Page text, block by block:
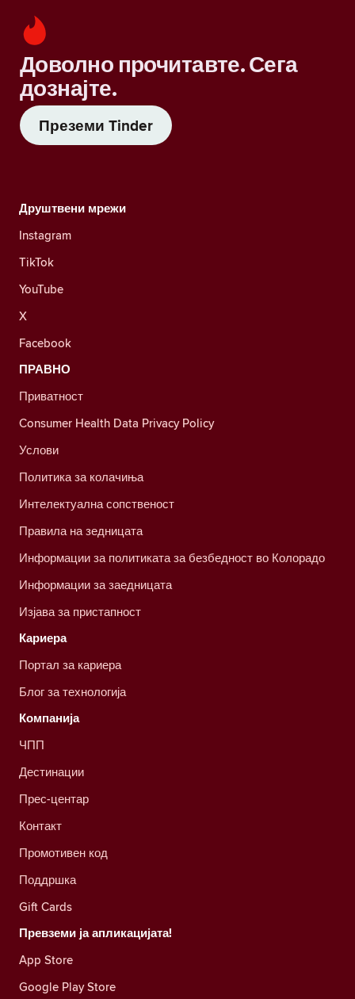
Доволно прочитавте. Сега
дознајте.
Преземи Tinder
Друштвени мрежи
Instagram
TikTok
YouTube
X
Facebook
ПРАВНО
Приватност
Consumer Health Data Privacy Policy
Услови
Политика за колачиња
Интелектуална сопственост
Правила на зедницата
Информации за политиката за безбедност во Колорадо
Информации за заедницата
Изјава за пристапност
Кариера
Портал за кариера
Блог за технологија
Компанија
ЧПП
Дестинации
Прес-центар
Контакт
Промотивен код
Поддршка
Gift Cards
Превземи ја апликацијата!
App Store
Google Play Store